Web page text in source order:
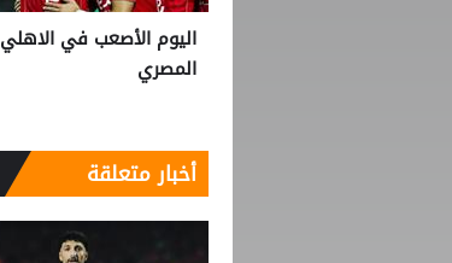
اليوم الأصعب في الاهلي
المصري
أخبار متعلقة